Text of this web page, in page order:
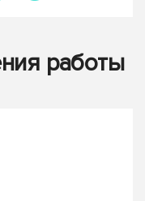
работы